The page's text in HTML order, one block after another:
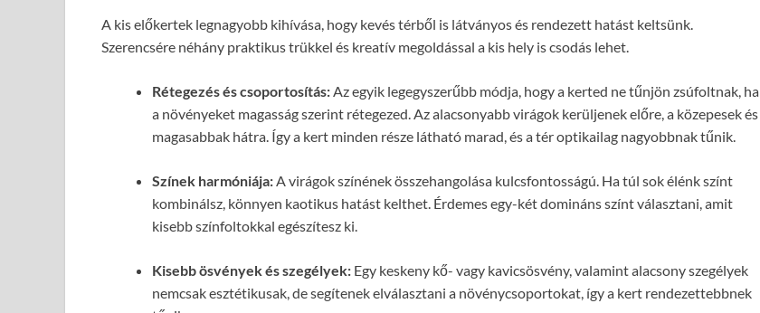
A kis előkertek legnagyobb kihívása, hogy kevés térből is látványos és rendezett hatást keltsünk.
Szerencsére néhány praktikus trükkel és kreatív megoldással a kis hely is csodás lehet.
Rétegezés és csoportosítás: Az egyik legegyszerűbb módja, hogy a kerted ne tűnjön zsúfoltnak, ha
a növényeket magasság szerint rétegezed. Az alacsonyabb virágok kerüljenek előre, a közepesek és
magasabbak hátra. Így a kert minden része látható marad, és a tér optikailag nagyobbnak tűnik.
Színek harmóniája: A virágok színének összehangolása kulcsfontosságú. Ha túl sok élénk színt
kombinálsz, könnyen kaotikus hatást kelthet. Érdemes egy-két domináns színt választani, amit
kisebb színfoltokkal egészítesz ki.
Kisebb ösvények és szegélyek: Egy keskeny kő- vagy kavicsösvény, valamint alacsony szegélyek
nemcsak esztétikusak, de segítenek elválasztani a növénycsoportokat, így a kert rendezettebbnek